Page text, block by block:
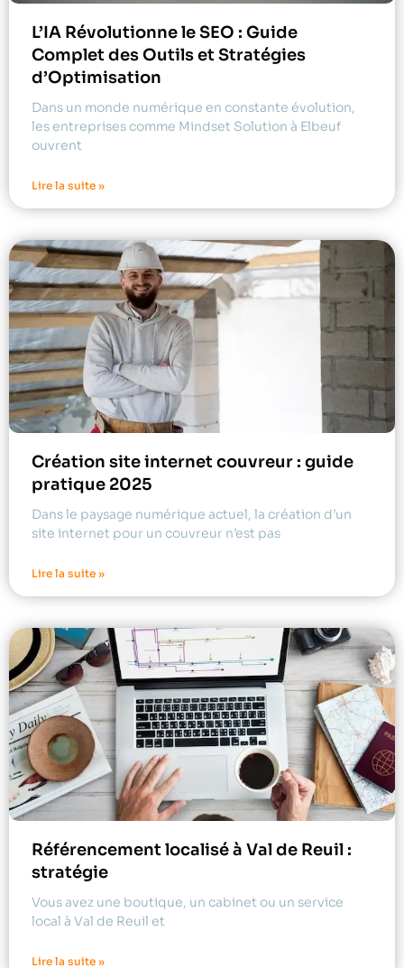
L’IA Révolutionne le SEO : Guide
Complet des Outils et Stratégies
d’Optimisation
Dans un monde numérique en constante évolution,
les entreprises comme Mindset Solution à Elbeuf
ouvrent
Lire la suite »
Création site internet couvreur : guide
pratique 2025
Dans le paysage numérique actuel, la création d’un
site internet pour un couvreur n’est pas
Lire la suite »
Référencement localisé à Val de Reuil :
stratégie
Vous avez une boutique, un cabinet ou un service
local à Val de Reuil et
Lire la suite »